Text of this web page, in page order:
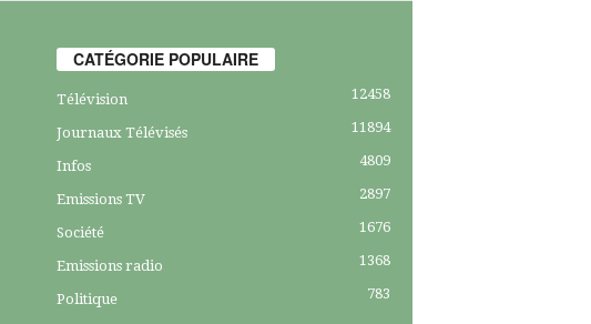
CATÉGORIE POPULAIRE
Télévision 12458
Journaux Télévisés 11894
Infos 4809
Emissions TV 2897
Société 1676
Emissions radio 1368
Politique 783